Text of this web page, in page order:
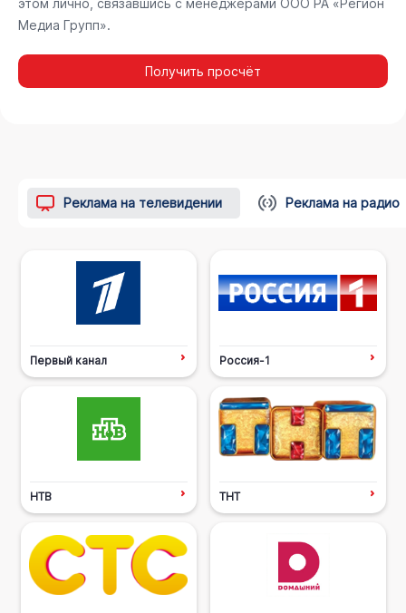
этом лично, связавшись с менеджерами ООО РА «Регион
Медиа Групп».
Получить просчёт
Реклама на телевидении Реклама на радио
Первый канал Россия-1
НТВ ТНТ